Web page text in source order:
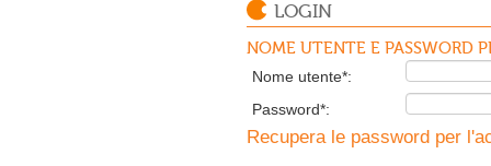
LOGIN
NOME UTENTE E PASSWORD
Nome utente*:
Password*:
Recupera le password per